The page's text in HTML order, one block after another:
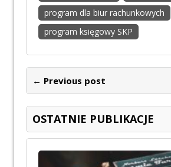
program dla biur rachunkowych
program księgowy SKP
← Previous post
OSTATNIE PUBLIKACJE